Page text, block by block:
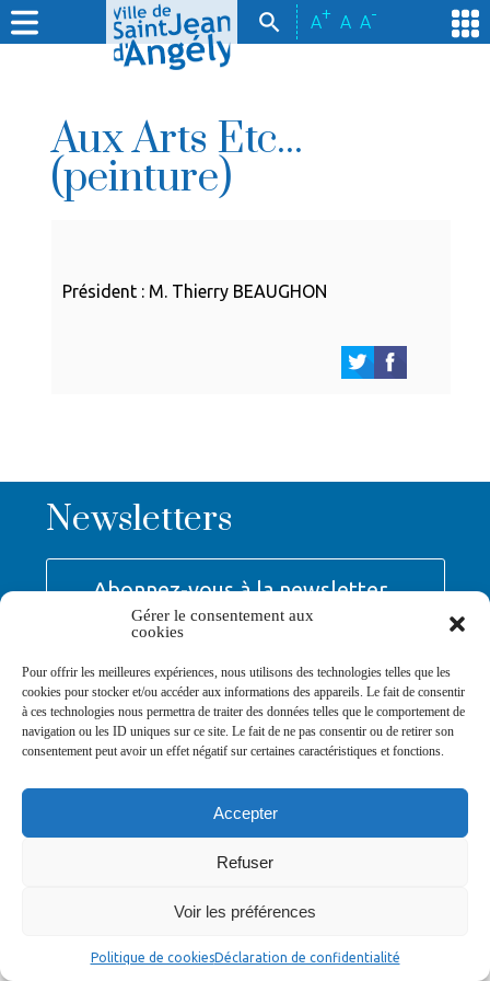
Gérer le consentement aux
cookies
Pour offrir les meilleures expériences, nous utilisons des technologies telles que les
cookies pour stocker et/ou accéder aux informations des appareils. Le fait de consentir
à ces technologies nous permettra de traiter des données telles que le comportement de
navigation ou les ID uniques sur ce site. Le fait de ne pas consentir ou de retirer son
consentement peut avoir un effet négatif sur certaines caractéristiques et fonctions.
Accepter
Refuser
Voir les préférences
Politique de cookiesDéclaration de confidentialité
A+ A A-
Aux Arts Etc...
(peinture)
Président : M. Thierry BEAUGHON
Newsletters
Abonnez-vous à la newsletter
© Ville de Saint-Jean-d'Angély 2026